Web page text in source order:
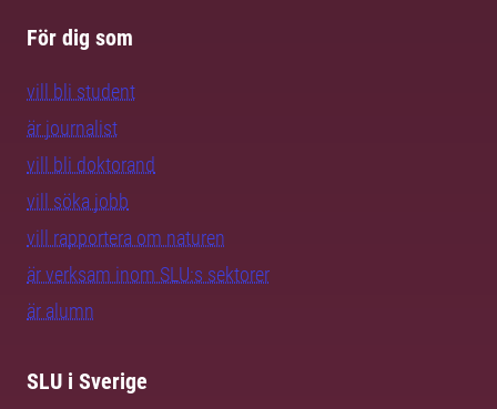
För dig som
vill bli student
är journalist
vill bli doktorand
vill söka jobb
vill rapportera om naturen
är verksam inom SLU:s sektorer
är alumn
SLU i Sverige